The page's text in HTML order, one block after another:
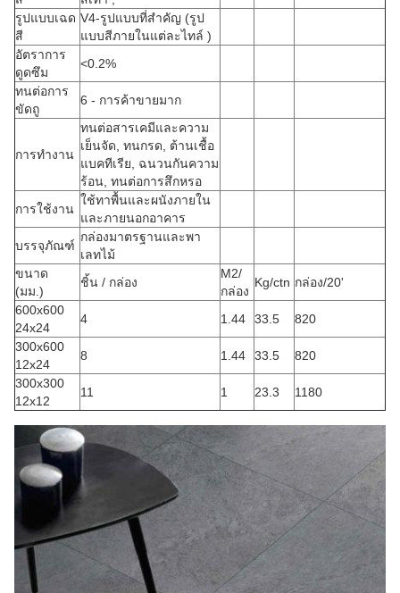
รูปแบบเฉด
สี
V4-รูปแบบที่สำคัญ (รูป
แบบสีภายในแต่ละไทล์ )
อัตราการ
ดูดซึม
<0.2%
ทนต่อการ
ขัดถู
6 - การค้าขายมาก
การทำงาน
ทนต่อสารเคมีและความ
เย็นจัด, ทนกรด, ต้านเชื้อ
แบคทีเรีย, ฉนวนกันความ
ร้อน, ทนต่อการสึกหรอ
การใช้งาน
ใช้ทาพื้นและผนังภายใน
และภายนอกอาคาร
บรรจุภัณฑ์
กล่องมาตรฐานและพา
เลทไม้
ขนาด
(มม.)
ชิ้น / กล่อง
M2/
กล่อง
Kg/ctn กล่อง/20'
600x600
24x24
4 1.44 33.5
820
300x600
12x24
8 1.44 33.5
820
300x300
12x12
11 1 23.3 1180